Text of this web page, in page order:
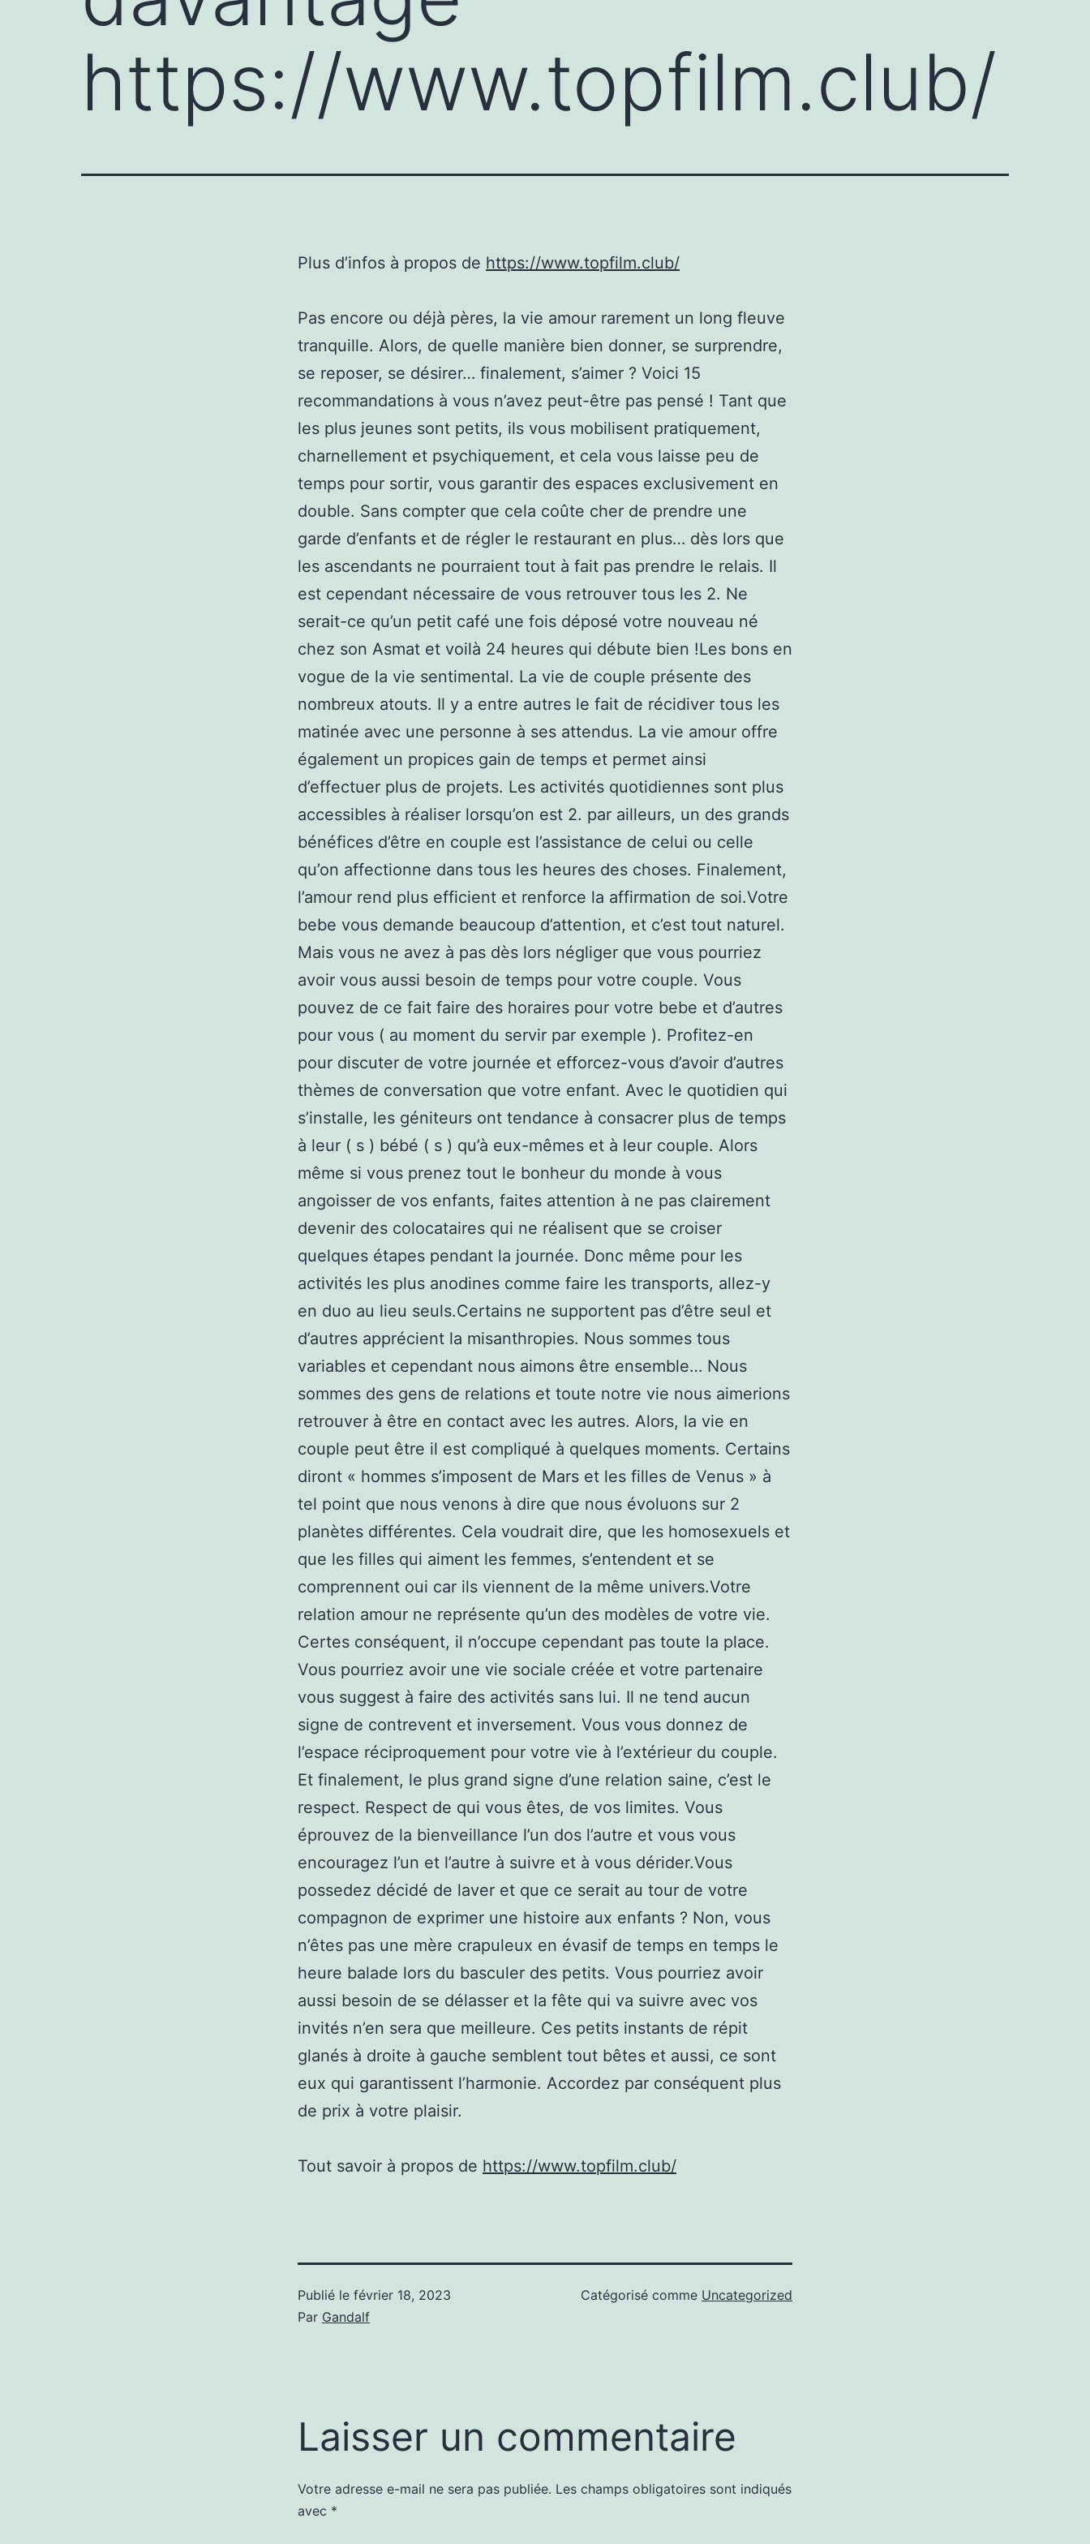
https://www.topfilm.club/
Plus d’infos à propos de https://www.topfilm.club/
Pas encore ou déjà pères, la vie amour rarement un long fleuve
tranquille. Alors, de quelle manière bien donner, se surprendre,
se reposer, se désirer… finalement, s’aimer ? Voici 15
recommandations à vous n’avez peut-être pas pensé ! Tant que
les plus jeunes sont petits, ils vous mobilisent pratiquement,
charnellement et psychiquement, et cela vous laisse peu de
temps pour sortir, vous garantir des espaces exclusivement en
double. Sans compter que cela coûte cher de prendre une
garde d’enfants et de régler le restaurant en plus… dès lors que
les ascendants ne pourraient tout à fait pas prendre le relais. Il
est cependant nécessaire de vous retrouver tous les 2. Ne
serait-ce qu’un petit café une fois déposé votre nouveau né
chez son Asmat et voilà 24 heures qui débute bien !Les bons en
vogue de la vie sentimental. La vie de couple présente des
nombreux atouts. Il y a entre autres le fait de récidiver tous les
matinée avec une personne à ses attendus. La vie amour offre
également un propices gain de temps et permet ainsi
d’effectuer plus de projets. Les activités quotidiennes sont plus
accessibles à réaliser lorsqu’on est 2. par ailleurs, un des grands
bénéfices d’être en couple est l’assistance de celui ou celle
qu’on affectionne dans tous les heures des choses. Finalement,
l’amour rend plus efficient et renforce la affirmation de soi.Votre
bebe vous demande beaucoup d’attention, et c’est tout naturel.
Mais vous ne avez à pas dès lors négliger que vous pourriez
avoir vous aussi besoin de temps pour votre couple. Vous
pouvez de ce fait faire des horaires pour votre bebe et d’autres
pour vous ( au moment du servir par exemple ). Profitez-en
pour discuter de votre journée et efforcez-vous d’avoir d’autres
thèmes de conversation que votre enfant. Avec le quotidien qui
s’installe, les géniteurs ont tendance à consacrer plus de temps
à leur ( s ) bébé ( s ) qu’à eux-mêmes et à leur couple. Alors
même si vous prenez tout le bonheur du monde à vous
angoisser de vos enfants, faites attention à ne pas clairement
devenir des colocataires qui ne réalisent que se croiser
quelques étapes pendant la journée. Donc même pour les
activités les plus anodines comme faire les transports, allez-y
en duo au lieu seuls.Certains ne supportent pas d’être seul et
d’autres apprécient la misanthropies. Nous sommes tous
variables et cependant nous aimons être ensemble… Nous
sommes des gens de relations et toute notre vie nous aimerions
retrouver à être en contact avec les autres. Alors, la vie en
couple peut être il est compliqué à quelques moments. Certains
diront « hommes s’imposent de Mars et les filles de Venus » à
tel point que nous venons à dire que nous évoluons sur 2
planètes différentes. Cela voudrait dire, que les homosexuels et
que les filles qui aiment les femmes, s’entendent et se
comprennent oui car ils viennent de la même univers.Votre
relation amour ne représente qu’un des modèles de votre vie.
Certes conséquent, il n’occupe cependant pas toute la place.
Vous pourriez avoir une vie sociale créée et votre partenaire
vous suggest à faire des activités sans lui. Il ne tend aucun
signe de contrevent et inversement. Vous vous donnez de
l’espace réciproquement pour votre vie à l’extérieur du couple.
Et finalement, le plus grand signe d’une relation saine, c’est le
respect. Respect de qui vous êtes, de vos limites. Vous
éprouvez de la bienveillance l’un dos l’autre et vous vous
encouragez l’un et l’autre à suivre et à vous dérider.Vous
possedez décidé de laver et que ce serait au tour de votre
compagnon de exprimer une histoire aux enfants ? Non, vous
n’êtes pas une mère crapuleux en évasif de temps en temps le
heure balade lors du basculer des petits. Vous pourriez avoir
aussi besoin de se délasser et la fête qui va suivre avec vos
invités n’en sera que meilleure. Ces petits instants de répit
glanés à droite à gauche semblent tout bêtes et aussi, ce sont
eux qui garantissent l’harmonie. Accordez par conséquent plus
de prix à votre plaisir.
Tout savoir à propos de https://www.topfilm.club/
Publié le février 18, 2023
Par Gandalf
Catégorisé comme Uncategorized
Laisser un commentaire
Votre adresse e-mail ne sera pas publiée. Les champs obligatoires sont indiqués
avec *